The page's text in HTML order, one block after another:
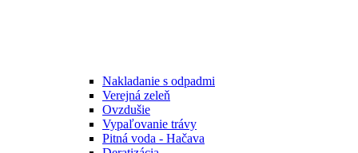
Nakladanie s odpadmi
Verejná zeleň
Ovzdušie
Vypaľovanie trávy
Pitná voda - Hačava